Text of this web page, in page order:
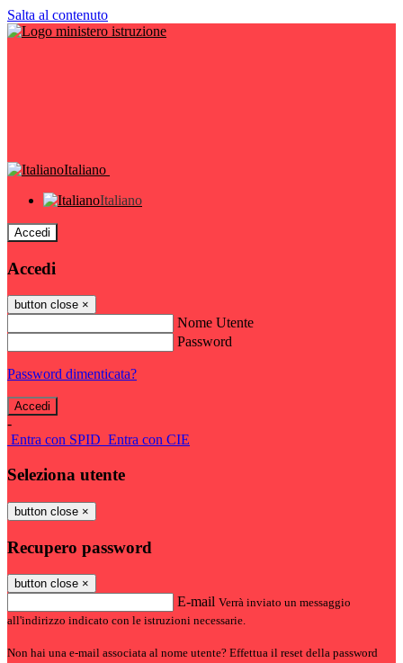
Salta al contenuto
Italiano
Italiano
Accedi
Accedi
button close ×
Nome Utente
Password
Password dimenticata?
-
Entra con SPID Entra con CIE
Seleziona utente
button close ×
Recupero password
button close ×
E-mail Verrà inviato un messaggio
all'indirizzo indicato con le istruzioni necessarie.
Non hai una e-mail associata al nome utente? Effettua il reset della password